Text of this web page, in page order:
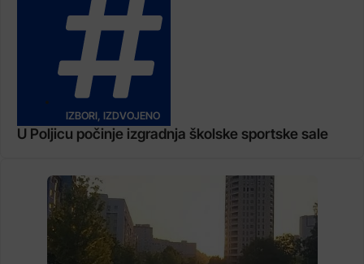
IZBORI IZDVOJENO
U Poljicu počinje izgradnja školske sportske sale